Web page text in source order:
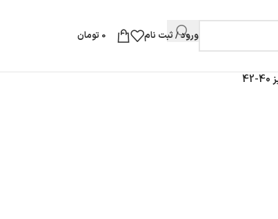
ورود / ثبت نام 0 تومان